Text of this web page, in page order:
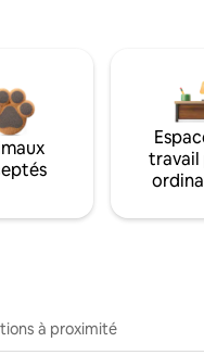
travail
à proximité